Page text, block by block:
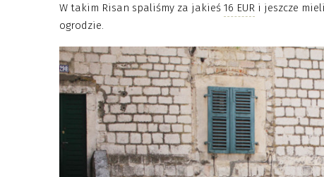
W takim Risan spaliśmy za jakieś16 EUR i jeszcze
ogrodzie.